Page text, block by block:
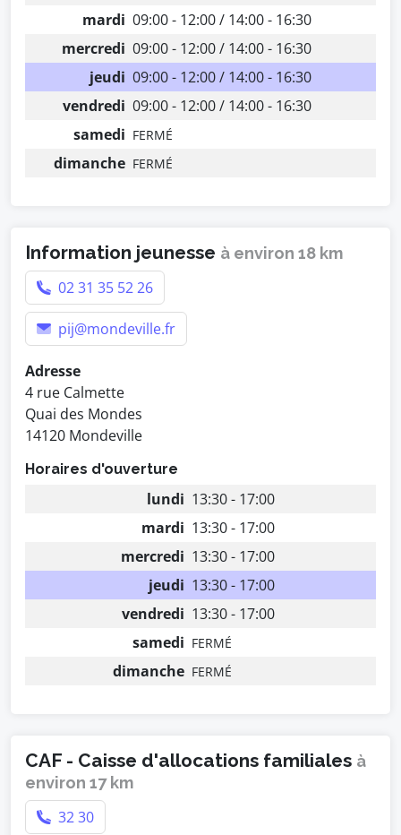
mardi 09:00 - 12:00 / 14:00 - 16:30
mercredi 09:00 - 12:00 / 14:00 - 16:30
jeudi 09:00 - 12:00 / 14:00 - 16:30
vendredi 09:00 - 12:00 / 14:00 - 16:30
samedi FERMÉ
dimanche FERMÉ
Information jeunesse à environ 18 km
02 31 35 52 26
pij@mondeville.fr
Adresse
4 rue Calmette
Quai des Mondes
14120 Mondeville
Horaires d'ouverture
lundi 13:30 - 17:00
mardi 13:30 - 17:00
mercredi 13:30 - 17:00
jeudi 13:30 - 17:00
vendredi 13:30 - 17:00
samedi FERMÉ
dimanche FERMÉ
CAF - Caisse d'allocations familiales à
environ 17 km
32 30